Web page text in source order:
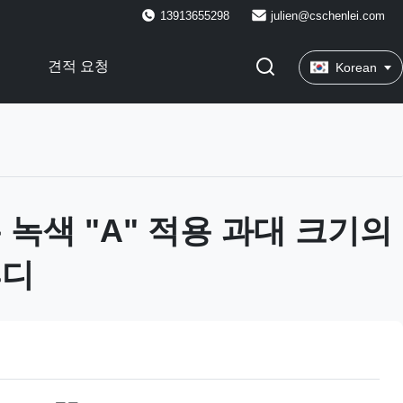
13913655298 julien@cschenlei.com
견적 요청 Korean
녹색 "A" 적용 과대 크기의